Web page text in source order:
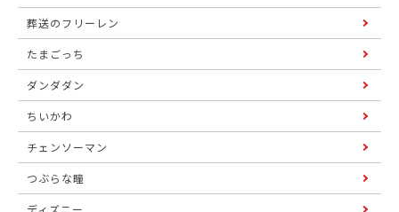
葬送のフリーレン
たまごっち
ダンダダン
ちいかわ
チェンソーマン
つぶらな瞳
ディズニー